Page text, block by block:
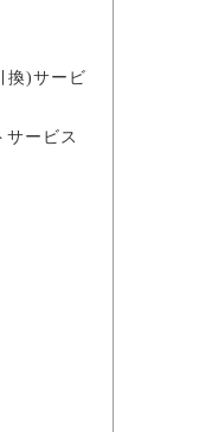
換)サービ
サービス